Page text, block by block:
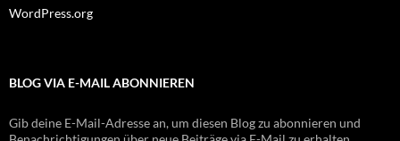
WordPress.org
BLOG VIA E-MAIL ABONNIEREN
Gib deine E-Mail-Adresse an, um diesen Blog zu abonnieren und